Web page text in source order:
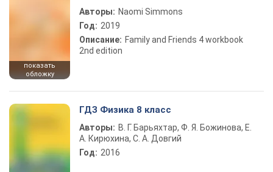
показать
обложку
Авторы: Naomi Simmons
Год: 2019
Описание: Family and Friends 4 workbook
2nd edition
ГДЗ Физика 8 класс
Авторы: В. Г. Барьяхтар, Ф. Я. Божинова, Е.
А. Кирюхина, С. А. Довгий
Год: 2016